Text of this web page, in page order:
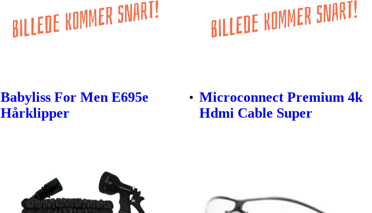
Babyliss For Men E695e
Hårklipper
Microconnect Premium 4k
Hdmi Cable Super